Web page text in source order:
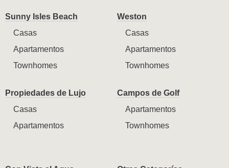
Sunny Isles Beach
Casas
Apartamentos
Townhomes
Weston
Casas
Apartamentos
Townhomes
Propiedades de Lujo
Casas
Apartamentos
Campos de Golf
Apartamentos
Townhomes